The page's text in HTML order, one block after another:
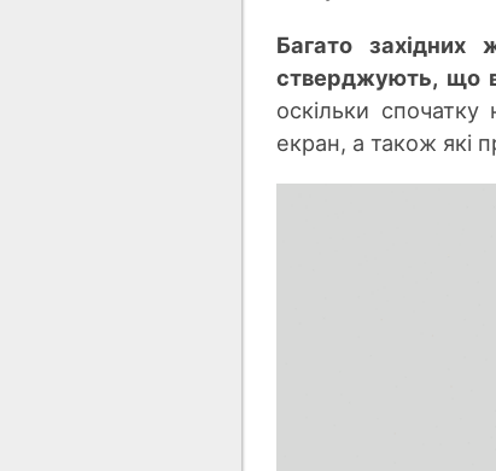
Багато західних
стверджують, що
оскільки
екран, а також які